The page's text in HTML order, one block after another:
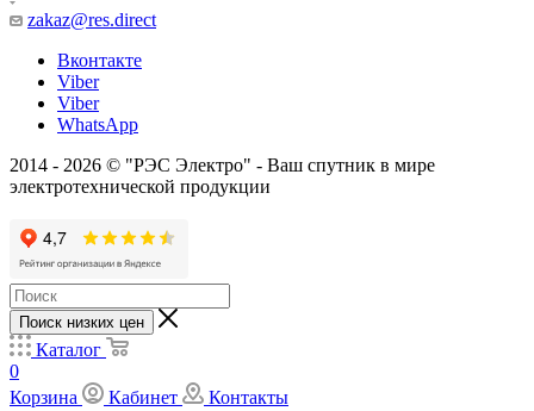
zakaz@res.direct
Вконтакте
Viber
Viber
WhatsApp
2014 - 2026 © "РЭС Электро" - Ваш спутник в мире
электротехнической продукции
Поиск низких цен
Каталог
0
Корзина
Кабинет Контакты